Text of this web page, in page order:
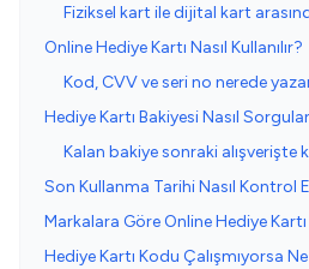
Fiziksel kart ile dijital kart
Online Hediye Kartı Nasıl Kullanılır?
Kod, CVV ve seri no nerede
Hediye Kartı Bakiyesi Nasıl
Kalan bakiye sonraki alışverişte
Son Kullanma Tarihi Nasıl Kontrol
Markalara Göre Online Hediye Kartı
Hediye Kartı Kodu Çalışmıyorsa